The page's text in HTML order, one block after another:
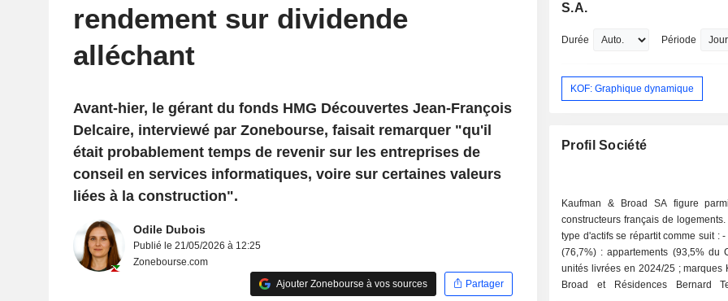
rendement sur dividende
alléchant
Avant-hier, le gérant du fonds HMG Découvertes Jean-François
Delcaire, interviewé par Zonebourse, faisait remarquer "qu'il
était probablement temps de revenir sur les entreprises de
conseil en services informatiques, voire sur certaines valeurs
liées à la construction".
Odile Dubois
Publié le 21/05/2026 à 12:25
Zonebourse.com
Ajouter Zonebourse à vos sources
Partager
S.A.
Durée Période
KOF: Graphique dynamique
Profil Société
Kaufman & Broad SA figure
constructeurs français de
type d'actifs se répartit comme suit : - logements
(76,7%) : appartements (93,5% du
unités livrées en 2024/25 ; marques
Broad et Résidences Bernard